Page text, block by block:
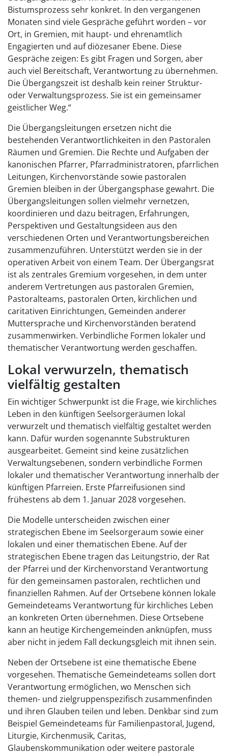
Bistumsprozess sehr konkret. In den vergangenen
Monaten sind viele Gespräche geführt worden – vor
Ort, in Gremien, mit haupt- und ehrenamtlich
Engagierten und auf diözesaner Ebene. Diese
Gespräche zeigen: Es gibt Fragen und Sorgen, aber
auch viel Bereitschaft, Verantwortung zu übernehmen.
Die Übergangszeit ist deshalb kein reiner Struktur-
oder Verwaltungsprozess. Sie ist ein gemeinsamer
geistlicher Weg.“
Die Übergangsleitungen ersetzen nicht die
bestehenden Verantwortlichkeiten in den Pastoralen
Räumen und Gremien. Die Rechte und Aufgaben der
kanonischen Pfarrer, Pfarradministratoren, pfarrlichen
Leitungen, Kirchenvorstände sowie pastoralen
Gremien bleiben in der Übergangsphase gewahrt. Die
Übergangsleitungen sollen vielmehr vernetzen,
koordinieren und dazu beitragen, Erfahrungen,
Perspektiven und Gestaltungsideen aus den
verschiedenen Orten und Verantwortungsbereichen
zusammenzuführen. Unterstützt werden sie in der
operativen Arbeit von einem Team. Der Übergangsrat
ist als zentrales Gremium vorgesehen, in dem unter
anderem Vertretungen aus pastoralen Gremien,
Pastoralteams, pastoralen Orten, kirchlichen und
caritativen Einrichtungen, Gemeinden anderer
Muttersprache und Kirchenvorständen beratend
zusammenwirken. Verbindliche Formen lokaler und
thematischer Verantwortung werden geschaffen.
Lokal verwurzeln, thematisch
vielfältig gestalten
Ein wichtiger Schwerpunkt ist die Frage, wie kirchliches
Leben in den künftigen Seelsorgeräumen lokal
verwurzelt und thematisch vielfältig gestaltet werden
kann. Dafür wurden sogenannte Substrukturen
ausgearbeitet. Gemeint sind keine zusätzlichen
Verwaltungsebenen, sondern verbindliche Formen
lokaler und thematischer Verantwortung innerhalb der
künftigen Pfarreien. Erste Pfarreifusionen sind
frühestens ab dem 1. Januar 2028 vorgesehen.
Die Modelle unterscheiden zwischen einer
strategischen Ebene im Seelsorgeraum sowie einer
lokalen und einer thematischen Ebene. Auf der
strategischen Ebene tragen das Leitungstrio, der Rat
der Pfarrei und der Kirchenvorstand Verantwortung
für den gemeinsamen pastoralen, rechtlichen und
finanziellen Rahmen. Auf der Ortsebene können lokale
Gemeindeteams Verantwortung für kirchliches Leben
an konkreten Orten übernehmen. Diese Ortsebene
kann an heutige Kirchengemeinden anknüpfen, muss
aber nicht in jedem Fall deckungsgleich mit ihnen sein.
Neben der Ortsebene ist eine thematische Ebene
vorgesehen. Thematische Gemeindeteams sollen dort
Verantwortung ermöglichen, wo Menschen sich
themen- und zielgruppenspezifisch zusammenfinden
und ihren Glauben teilen und leben. Denkbar sind zum
Beispiel Gemeindeteams für Familienpastoral, Jugend,
Liturgie, Kirchenmusik, Caritas,
Glaubenskommunikation oder weitere pastorale